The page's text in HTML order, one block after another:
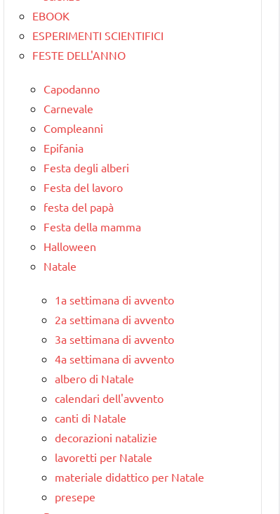
EBOOK
ESPERIMENTI SCIENTIFICI
FESTE DELL'ANNO
Capodanno
Carnevale
Compleanni
Epifania
Festa degli alberi
Festa del lavoro
festa del papà
Festa della mamma
Halloween
Natale
1a settimana di avvento
2a settimana di avvento
3a settimana di avvento
4a settimana di avvento
albero di Natale
calendari dell'avvento
canti di Natale
decorazioni natalizie
lavoretti per Natale
materiale didattico per Natale
presepe